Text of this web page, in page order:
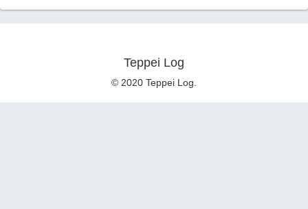
Teppei Log
© 2020 Teppei Log.